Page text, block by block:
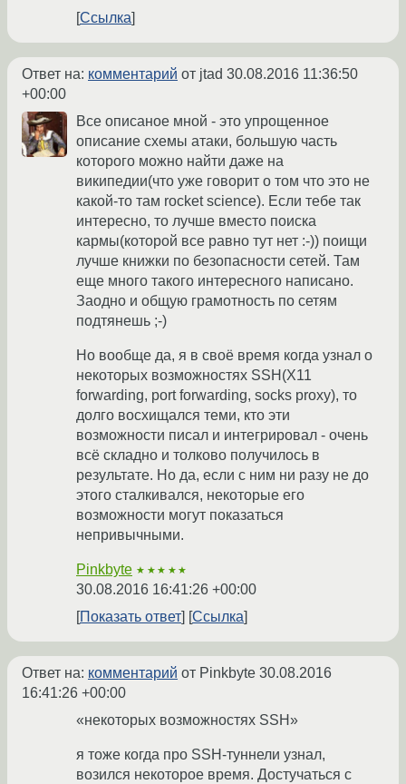
Ссылка
Ответ на: комментарий от jtad 30.08.2016 11:36:50
+00:00
Все описаное мной - это упрощенное
описание схемы атаки, большую часть
которого можно найти даже на
википедии(что уже говорит о том что это не
какой-то там rocket science). Если тебе так
интересно, то лучше вместо поиска
кармы(которой все равно тут нет :-)) поищи
лучше книжки по безопасности сетей. Там
еще много такого интересного написано.
Заодно и общую грамотность по сетям
подтянешь ;-)
Но вообще да, я в своё время когда узнал о
некоторых возможностях SSH(X11
forwarding, port forwarding, socks proxy), то
долго восхищался теми, кто эти
возможности писал и интегрировал - очень
всё складно и толково получилось в
результате. Но да, если с ним ни разу не до
этого сталкивался, некоторые его
возможности могут показаться
непривычными.
Pinkbyte ★★★★★
30.08.2016 16:41:26 +00:00
Показать ответ
Ссылка
Ответ на: комментарий от Pinkbyte 30.08.2016
16:41:26 +00:00
«некоторых возможностях SSH»
я тоже когда про SSH-туннели узнал,
возился некоторое время. Достучаться с